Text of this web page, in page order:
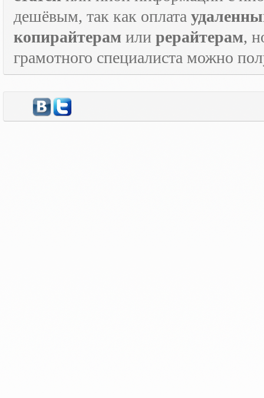
дешёвым, так как оплата
копирайтерам или рерайтерам,
грамотного специалиста можно